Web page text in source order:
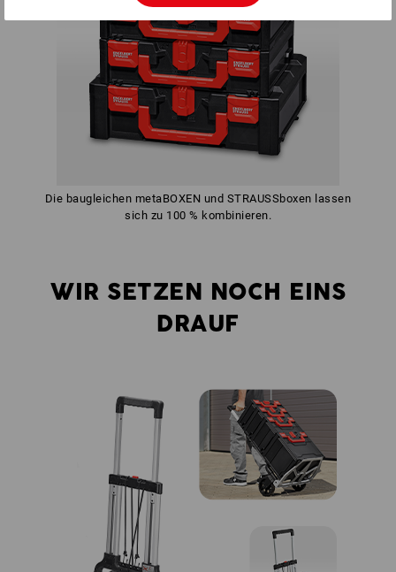
Die baugleichen metaBOXEN und STRAUSSboxen lassen
sich zu 100 % kombinieren.
WIR SETZEN NOCH EINS
DRAUF